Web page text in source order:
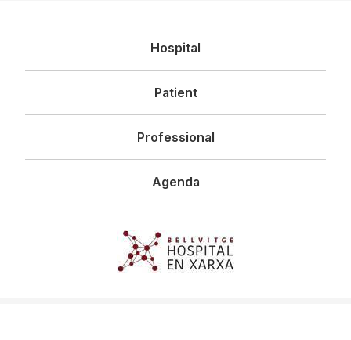
principal
Hospital
Patient
Professional
Agenda